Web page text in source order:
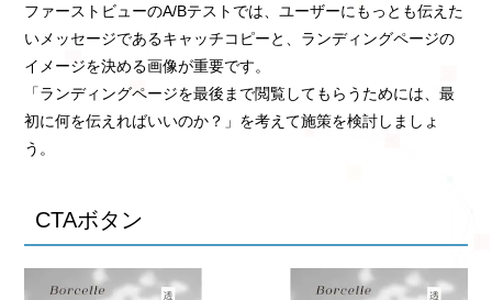
ファーストビューのA/Bテストでは、ユーザーにもっとも伝えた
いメッセージであるキャッチコピーと、ランディングページの
イメージを決める画像が重要です。
「ランディングページを最後まで閲覧してもらうためには、最
初に何を伝えればいいのか？」を考えて施策を検討しましょ
う。
CTAボタン